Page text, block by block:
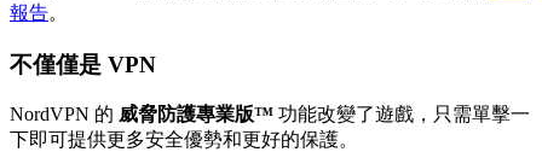
報告。
不僅僅是 VPN
NordVPN 的 威脅防護專業版™ 功能改變了遊戲，只需單擊一
下即可提供更多安全優勢和更好的保護。